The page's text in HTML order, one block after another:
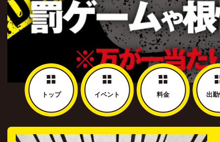
トップ イベント 料金 出